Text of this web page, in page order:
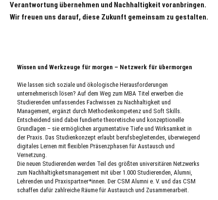
Verantwortung übernehmen und Nachhaltigkeit voranbringen.
Wir freuen uns darauf, diese Zukunft gemeinsam zu gestalten.
Wissen und Werkzeuge für morgen – Netzwerk für übermorgen
Wie lassen sich soziale und ökologische Herausforderungen
unternehmerisch lösen? Auf dem Weg zum MBA Titel erwerben die
Studierenden umfassendes Fachwissen zu Nachhaltigkeit und
Management, ergänzt durch Methodenkompetenz und Soft Skills.
Entscheidend sind dabei fundierte theoretische und konzeptionelle
Grundlagen – sie ermöglichen argumentative Tiefe und Wirksamkeit in
der Praxis. Das Studienkonzept erlaubt berufsbegleitendes, überwiegend
digitales Lernen mit flexiblen Präsenzphasen für Austausch und
Vernetzung.
Die neuen Studierenden werden Teil des größten universitären Netzwerks
zum Nachhaltigkeitsmanagement mit über 1.000 Studierenden, Alumni,
Lehrenden und Praxispartner*innen. Der CSM Alumni e. V. und das CSM
schaffen dafür zahlreiche Räume für Austausch und Zusammenarbeit.